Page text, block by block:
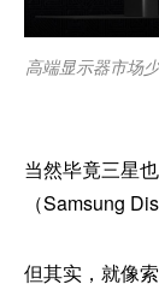
高端显示器市场
当然毕竟三星
（Samsung
但其实，就像